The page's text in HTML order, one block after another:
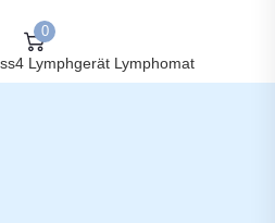
0
Lymphgerät Lymphomat